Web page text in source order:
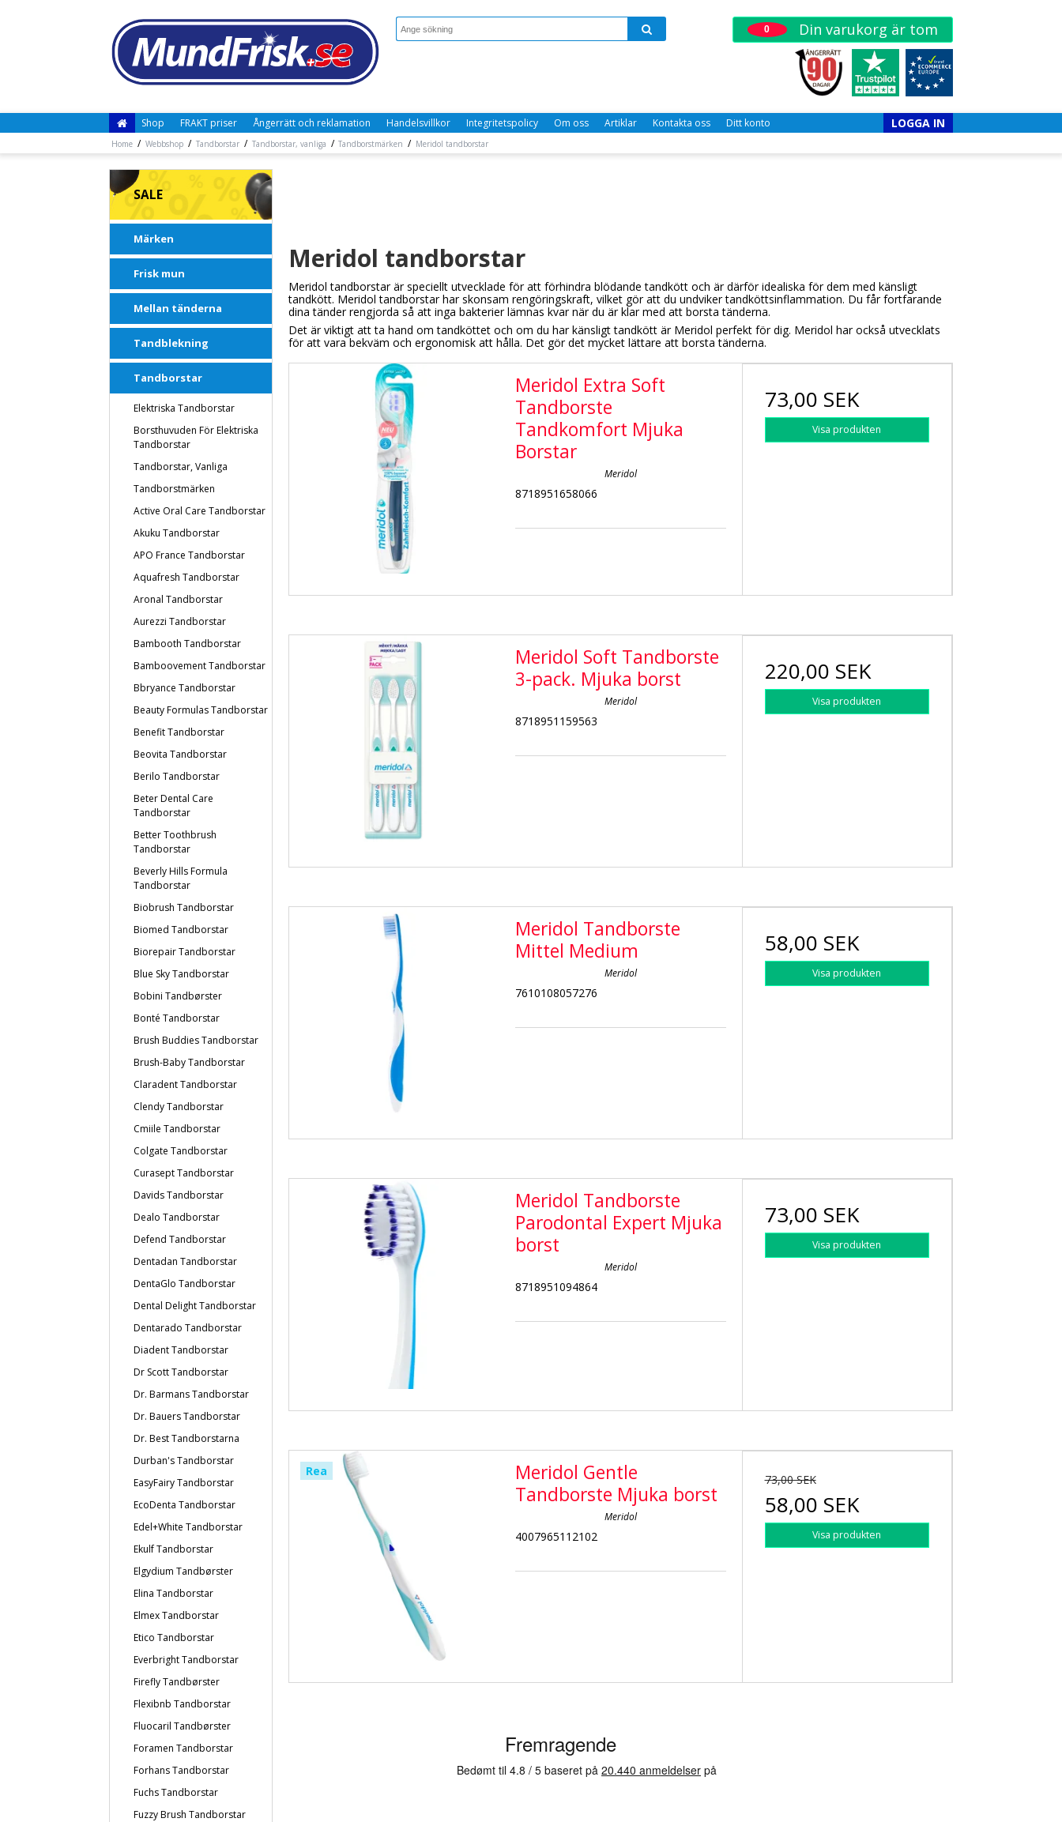
0 Din varukorg är tom
Shop FRAKT priser Ångerrätt och reklamation Handelsvillkor Integritetspolicy Om oss Artiklar Kontakta oss Ditt konto LOGGA IN
Home / Webbshop / Tandborstar / Tandborstar, vanliga / Tandborstmärken / Meridol tandborstar
SALE
Märken
Frisk mun
Mellan tänderna
Tandblekning
Tandborstar
Elektriska Tandborstar
Borsthuvuden För Elektriska
Tandborstar
Tandborstar, Vanliga
Tandborstmärken
Active Oral Care Tandborstar
Akuku Tandborstar
APO France Tandborstar
Aquafresh Tandborstar
Aronal Tandborstar
Aurezzi Tandborstar
Bambooth Tandborstar
Bamboovement Tandborstar
Bbryance Tandborstar
Beauty Formulas Tandborstar
Benefit Tandborstar
Beovita Tandborstar
Berilo Tandborstar
Beter Dental Care
Tandborstar
Better Toothbrush
Tandborstar
Beverly Hills Formula
Tandborstar
Biobrush Tandborstar
Biomed Tandborstar
Biorepair Tandborstar
Blue Sky Tandborstar
Bobini Tandbørster
Bonté Tandborstar
Brush Buddies Tandborstar
Brush-Baby Tandborstar
Claradent Tandborstar
Clendy Tandborstar
Cmiile Tandborstar
Colgate Tandborstar
Curasept Tandborstar
Davids Tandborstar
Dealo Tandborstar
Defend Tandborstar
Dentadan Tandborstar
DentaGlo Tandborstar
Dental Delight Tandborstar
Dentarado Tandborstar
Diadent Tandborstar
Dr Scott Tandborstar
Dr. Barmans Tandborstar
Dr. Bauers Tandborstar
Dr. Best Tandborstarna
Durban's Tandborstar
EasyFairy Tandborstar
EcoDenta Tandborstar
Edel+White Tandborstar
Ekulf Tandborstar
Elgydium Tandbørster
Elina Tandborstar
Elmex Tandborstar
Etico Tandborstar
Everbright Tandborstar
Firefly Tandbørster
Flexibnb Tandborstar
Fluocaril Tandbørster
Foramen Tandborstar
Forhans Tandborstar
Fuchs Tandborstar
Fuzzy Brush Tandborstar
Meridol tandborstar
Meridol tandborstar är speciellt utvecklade för att förhindra blödande tandkött och är därför idealiska för dem med känsligt
tandkött. Meridol tandborstar har skonsam rengöringskraft, vilket gör att du undviker tandköttsinflammation. Du får fortfarande
dina tänder rengjorda så att inga bakterier lämnas kvar när du är klar med att borsta tänderna.
Det är viktigt att ta hand om tandköttet och om du har känsligt tandkött är Meridol perfekt för dig. Meridol har också utvecklats
för att vara bekväm och ergonomisk att hålla. Det gör det mycket lättare att borsta tänderna.
Meridol Extra Soft
Tandborste
Tandkomfort Mjuka
Borstar
Meridol
8718951658066
73,00 SEK
Visa produkten
Meridol Soft Tandborste
3-pack. Mjuka borst
Meridol
8718951159563
220,00 SEK
Visa produkten
Meridol Tandborste
Mittel Medium
Meridol
7610108057276
58,00 SEK
Visa produkten
Meridol Tandborste
Parodontal Expert Mjuka
borst
Meridol
8718951094864
73,00 SEK
Visa produkten
Rea
Meridol Gentle
Tandborste Mjuka borst
Meridol
4007965112102
73,00 SEK
58,00 SEK
Visa produkten